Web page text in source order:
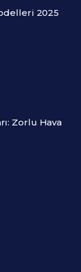
2025
Zorlu Hava